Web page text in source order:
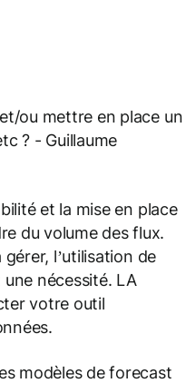
ou mettre en place un
? - Guillaume
et la mise en place
du volume des flux.
l’utilisation de
nécessité. LA
votre outil
modèles de forecast